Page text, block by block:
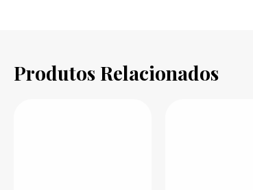
Produtos Relacionados